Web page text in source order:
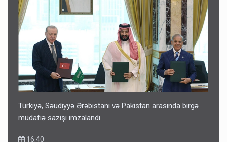
Türkiyə, Səudiyyə Ərəbistanı və Pakistan arasında birgə
müdafiə sazişi imzalandı
16:40